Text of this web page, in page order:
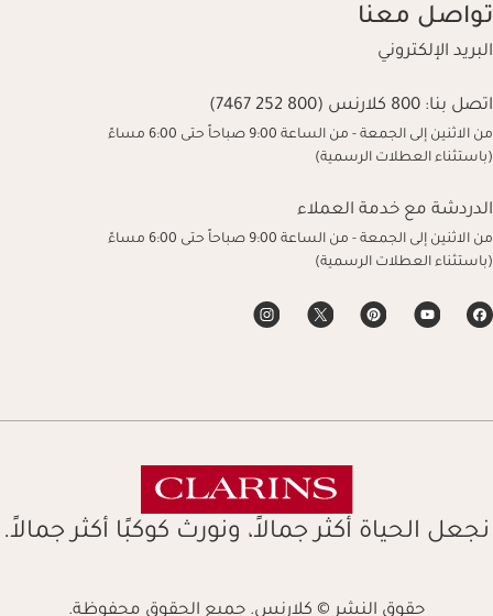
تواصل معنا
البريد الإلكتروني
اتصل بنا: 800 كلارنس (800 252 7467)
من الاثنين إلى الجمعة - من الساعة 9:00 صباحاً حتى 6:00 مساءً
(باستثناء العطلات الرسمية)
الدردشة مع خدمة العملاء
من الاثنين إلى الجمعة - من الساعة 9:00 صباحاً حتى 6:00 مساءً
(باستثناء العطلات الرسمية)
نجعل الحياة أكثر جمالاً، ونورث كوكبًا أكثر جمالاً.
حقوق النشر © كلارنس. جميع الحقوق محفوظة.